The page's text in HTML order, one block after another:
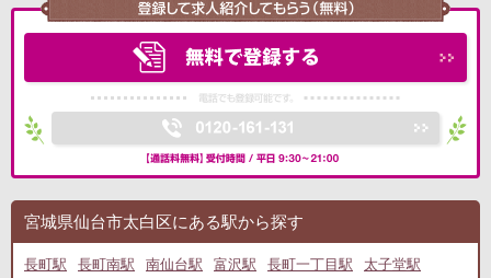
宮城県仙台市太白区にある駅から探す
長町駅 長町南駅 南仙台駅 富沢駅 長町一丁目駅 太子堂駅